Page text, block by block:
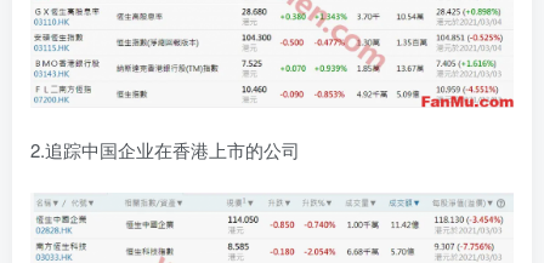
2.追踪中国企业在香港上市的公司